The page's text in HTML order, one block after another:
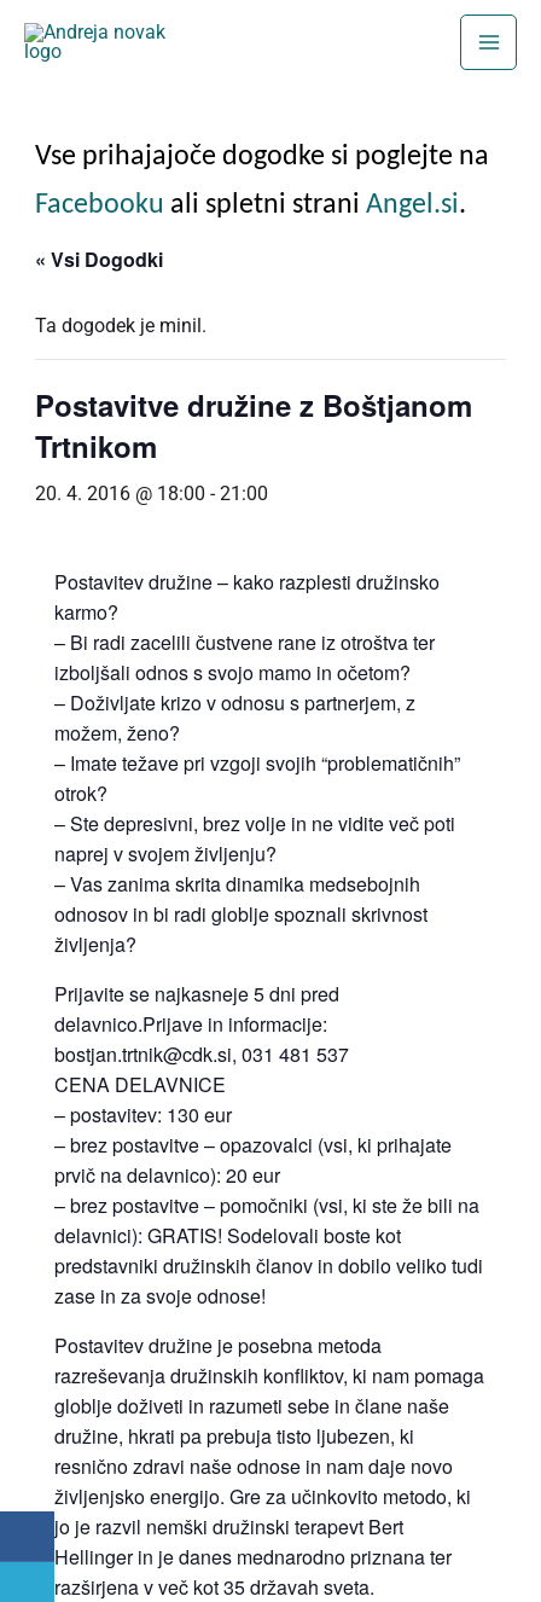
Vse prihajajoče dogodke si poglejte na
Facebooku ali spletni strani Angel.si.
« Vsi Dogodki
Ta dogodek je minil.
Postavitve družine z Boštjanom
Trtnikom
20. 4. 2016 @ 18:00 -21:00
Postavitev družine – kako razplesti družinsko
karmo?
– Bi radi zacelili čustvene rane iz otroštva ter
izboljšali odnos s svojo mamo in očetom?
– Doživljate krizo v odnosu s partnerjem, z
možem, ženo?
– Imate težave pri vzgoji svojih “problematičnih”
otrok?
– Ste depresivni, brez volje in ne vidite več poti
naprej v svojem življenju?
– Vas zanima skrita dinamika medsebojnih
odnosov in bi radi globlje spoznali skrivnost
življenja?
Prijavite se najkasneje 5 dni pred
delavnico.Prijave in informacije:
bostjan.trtnik@cdk.si, 031 481 537
CENA DELAVNICE
– postavitev: 130 eur
– brez postavitve – opazovalci (vsi, ki prihajate
prvič na delavnico): 20 eur
– brez postavitve – pomočniki (vsi, ki ste že bili na
delavnici): GRATIS! Sodelovali boste kot
predstavniki družinskih članov in dobilo veliko tudi
zase in za svoje odnose!
Postavitev družine je posebna metoda
razreševanja družinskih konfliktov, ki nam pomaga
globlje doživeti in razumeti sebe in člane naše
družine, hkrati pa prebuja tisto ljubezen, ki
resnično zdravi naše odnose in nam daje novo
življenjsko energijo. Gre za učinkovito metodo, ki
jo je razvil nemški družinski terapevt Bert
Hellinger in je danes mednarodno priznana ter
razširjena v več kot 35 državah sveta.